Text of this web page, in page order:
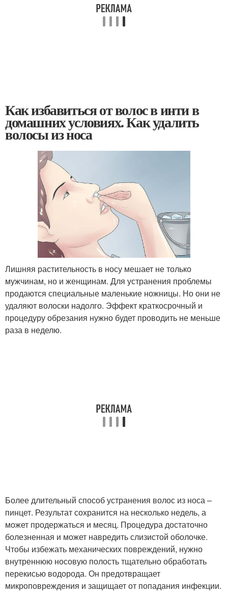
Как избавиться от волос в инти в
домашних условиях. Как удалить
волосы из носа
Лишняя растительность в носу мешает не только
мужчинам, но и женщинам. Для устранения проблемы
продаются специальные маленькие ножницы. Но они не
удаляют волоски надолго. Эффект краткосрочный и
процедуру обрезания нужно будет проводить не меньше
раза в неделю.
Более длительный способ устранения волос из носа –
пинцет. Результат сохранится на несколько недель, а
может продержаться и месяц. Процедура достаточно
болезненная и может навредить слизистой оболочке.
Чтобы избежать механических повреждений, нужно
внутреннюю носовую полость тщательно обработать
перекисью водорода. Он предотвращает
микроповреждения и защищает от попадания инфекции.